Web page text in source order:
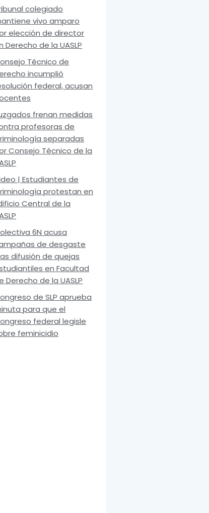
colegiado
vivo amparo
elección de director
Derecho de la UASLP
Técnico de
incumplió
federal, acusan
frenan medidas
profesoras de
separadas
Consejo Técnico de la
| Estudiantes de
protestan en
Central de la
6N acusa
de desgaste
difusión de quejas
en Facultad
Derecho de la UASLP
de SLP aprueba
para que el
federal legisle
feminicidio